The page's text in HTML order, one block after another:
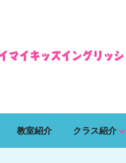
教室紹介 クラス紹介